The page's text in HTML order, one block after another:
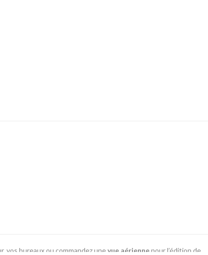
vos bureaux ou commandez unevue aériennepour l’édition de